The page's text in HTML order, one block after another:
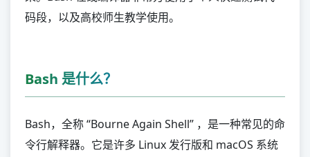
PowerShell
Erlang
Elixir
码段，以及高校师生教学使用。
Bash 是什么？
Bash，全称 “Bourne Again Shell” ，是一种常见的命
令行解释器。它是许多 Linux 发行版和 macOS 系统